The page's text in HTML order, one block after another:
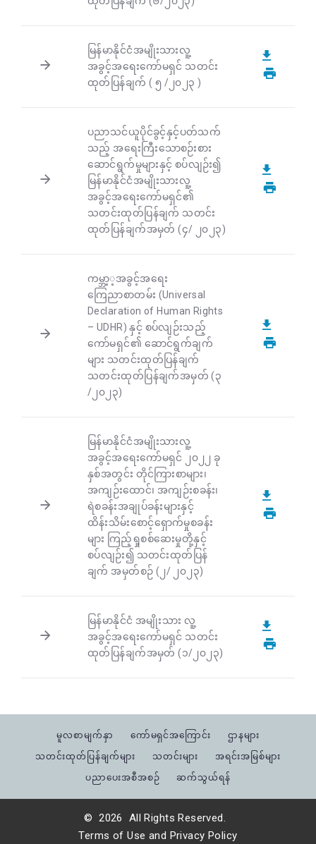
မြန်မာနိုင်ငံအမျိုးသားလူ့
အခွင့်အရေးကော်မရှင် သတင်း
ထုတ်ပြန်ချက် ( ၅ /၂၀၂၃ )
ပညာသင်ယူပိုင်ခွင့်နှင့်ပတ်သက်
သည့် အရေးကြီးသောစဉ်းစား
ဆောင်ရွက်မှုများနှင့် စပ်လျဉ်း၍
မြန်မာနိုင်ငံအမျိုးသားလူ့
အခွင့်အရေးကော်မရှင်၏
သတင်းထုတ်ပြန်ချက် သတင်း
ထုတ်ပြန်ချက်အမှတ် (၄/ ၂၀၂၃)
ကမ္ဘာ့့အခွင့်အရေး
ကြေညာစာတမ်း (Universal
Declaration of Human Rights
– UDHR) နှင့် စပ်လျဉ်းသည့်
ကော်မရှင်၏ ဆောင်ရွက်ချက်
များ သတင်းထုတ်ပြန်ချက်
သတင်းထုတ်ပြန်ချက်အမှတ် (၃
/၂၀၂၃)
မြန်မာနိုင်ငံအမျိုးသားလူ့
အခွင့်အရေးကော်မရှင် ၂၀၂၂ ခု
နှစ်အတွင်း တိုင်ကြားစာများ၊
အကျဉ်းထောင်၊ အကျဉ်းစခန်း၊
ရဲစခန်းအချုပ်ခန်းများနှင့်
ထိန်းသိမ်းစောင့်ရှောက်မှုစခန်း
များ ကြည့်ရှုစစ်ဆေးမှုတို့နှင့်
စပ်လျဉ်း၍ သတင်းထုတ်ပြန်
ချက် အမှတ်စဉ် (၂/ ၂၀၂၃)
မြန်မာနိုင်ငံ အမျိုးသား လူ့
အခွင့်အရေးကော်မရှင် သတင်း
ထုတ်ပြန်ချက်အမှတ် (၁/၂၀၂၃)
မူလစာမျက်နှာ ကော်မရှင်အကြောင်း
ဌာနများ
သတင်းထုတ်ပြန်ချက်များ
သတင်းများ
အရင်းအမြစ်များ
ပညာပေးအစီအစဉ်
ဆက်သွယ်ရန်
© 2026
All Rights Reserved.
Terms of Use and Privacy Policy